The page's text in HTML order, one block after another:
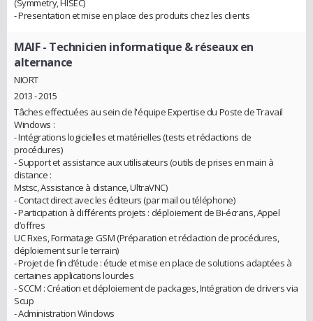
(Symmetry, HISEC)
- Presentation et mise en place des produits chez les clients
MAIF- Technicien informatique & réseaux en
alternance
NIORT
2013 - 2015
Tâches effectuées au sein de l'équipe Expertise du Poste de Travail
Windows :
- Intégrations logicielles et matérielles (tests et rédactions de
procédures)
- Support et assistance aux utilisateurs (outils de prises en main à
distance :
Mstsc, Assistance à distance, UltraVNC)
- Contact direct avec les éditeurs (par mail ou téléphone)
- Participation à différents projets : déploiement de Bi-écrans, Appel
d’offres
UC Fixes, Formatage GSM (Préparation et rédaction de procédures,
déploiement sur le terrain)
- Projet de fin d’étude : étude et mise en place de solutions adaptées à
certaines applications lourdes
- SCCM : Création et déploiement de packages, Intégration de drivers via
Scup
- Administration Windows